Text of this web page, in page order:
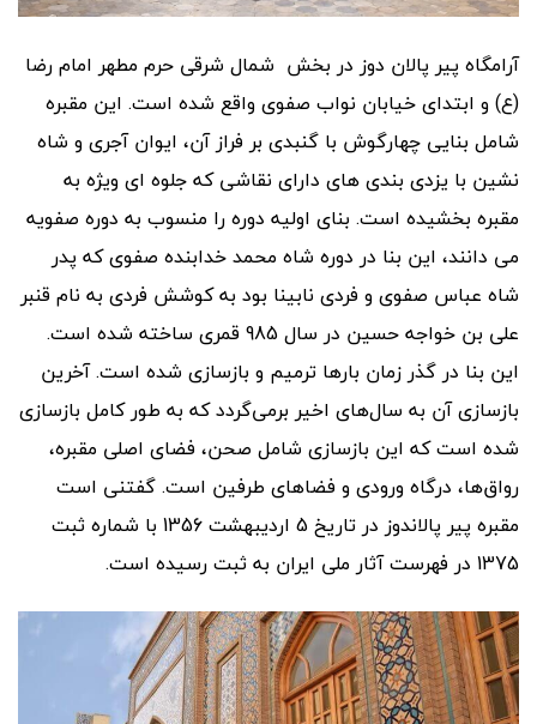
آرامگاه پیر پالان دوز در بخش شمال شرقی حرم مطهر امام رضا
(ع) و ابتدای خیابان نواب صفوی واقع شده است. این مقبره
شامل بنایی چهارگوش با گنبدی بر فراز آن، ایوان آجری و شاه
نشین با یزدی بندی های دارای نقاشی که جلوه ای ویژه به
مقبره بخشیده است. بنای اولیه دوره را منسوب به دوره صفویه
می دانند، این بنا در دوره شاه محمد خدابنده صفوی که پدر
شاه عباس صفوی و فردی نابینا بود به کوشش فردی به نام قنبر
علی بن خواجه حسین در سال 985 قمری ساخته شده است.
این بنا در گذر زمان بارها ترمیم و بازسازی شده است. آخرین
بازسازی آن به سالهای اخیر برمیگردد که به طور کامل بازسازی
شده است که این بازسازی شامل صحن، فضای اصلی مقبره،
رواقها، درگاه ورودی و فضاهای طرفین است. گفتنی است
مقبره پیر پالاندوز در تاریخ 5 اردیبهشت 1356 با شماره ثبت
1375 در فهرست آثار ملی ایران به ثبت رسیده است.